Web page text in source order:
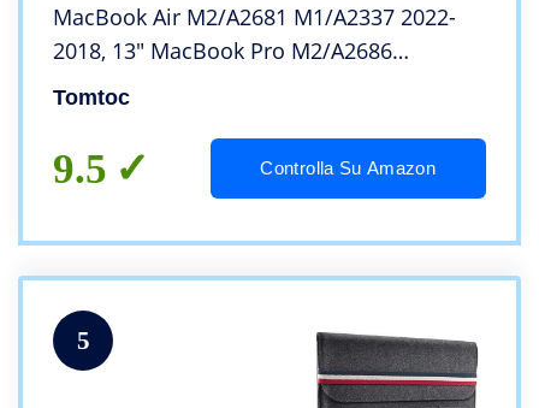
MacBook Air M2/A2681 M1/A2337 2022-
2018, 13″ MacBook Pro M2/A2686
M1/A2338 2022-2016, 12,9 iPad Pro 2022-
per Laptop
Tomtoc
9.5 Controlla Su Amazon
5